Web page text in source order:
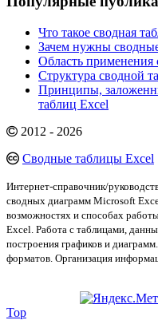
Что такое сводная
Зачем нужны
Область применения
Структура сводной
Принципы,
таблиц Excel
2012 - 2026
Сводные таблицы Excel
Интернет-справочник/
сводных диаграмм Microsoft
возможностях и способах
Excel. Работа с таблицами,
построения графиков и
форматов. Организация
Top